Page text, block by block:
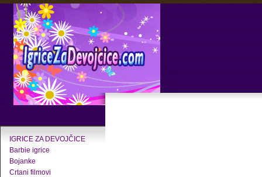
IGRICE ZA DEVOJČICE
Barbie igrice
Bojanke
Crtani filmovi